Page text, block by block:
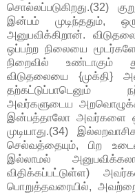
சொல்லப்படுகிறது.(32)
இன்பம் முடிந்ததும்,
அனுபவிக்கிறான்.
ஒப்பற்ற நிலையை
நிறைவில் உண்டாகும்
விடுதலையை {முக்தி}
தற்கட்டுப்பாடெனும்
அவர்களுடைய
இன்பத்தாலோ அவர்களை
முடியாது.(34)
செல்வத்தையும், பிற
இல்லாமல்
விதிக்கப்பட்டுள்ள)
பொறுத்தவரையில்,